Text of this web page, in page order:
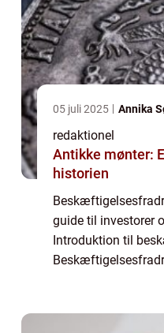
05 juli 2025 Annika
redaktionel
Antikke mønter:
historien
guide til investorer
Introduktion til